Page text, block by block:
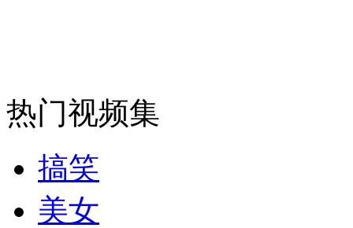
走！跟着总书记去植树
消防员救轻生者
热门视频集
搞笑
美女